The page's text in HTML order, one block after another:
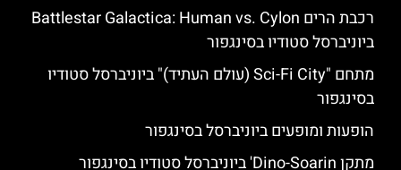
רכבת הרים Battlestar Galactica: Human vs. Cylon
ביוניברסל סטודיו בסינגפור
מתחם "Sci-Fi City (עולם העתיד)" ביוניברסל סטודיו
בסינגפור
הופעות ומופעים ביוניברסל בסינגפור
מתקן Dino-Soarin' ביוניברסל סטודיו בסינגפור